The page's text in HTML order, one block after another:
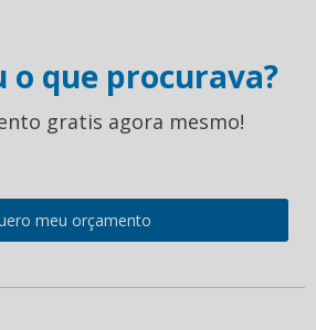
o que procurava?
gratis agora mesmo!
meu orçamento